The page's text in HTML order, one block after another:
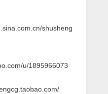
shusheng
u/1895966073